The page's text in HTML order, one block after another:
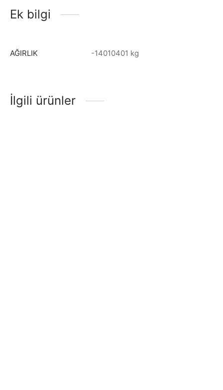
Ek bilgi
AĞIRLIK -14010401 kg
İlgili ürünler